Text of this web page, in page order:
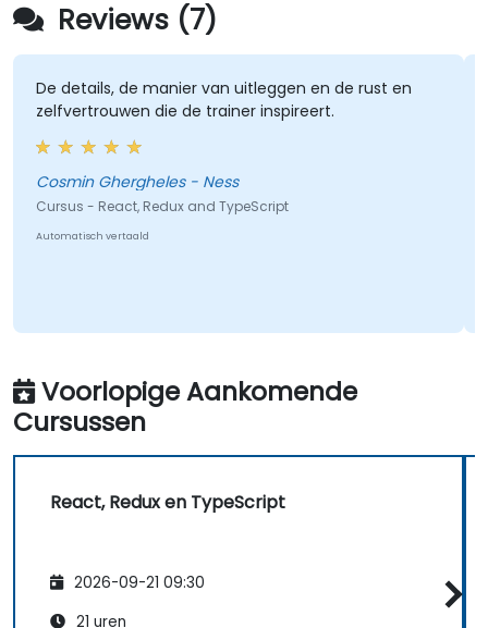
Reviews (7)
De details, de manier van uitleggen en de rust en
zelfvertrouwen die de trainer inspireert.
Cosmin Ghergheles - Ness
Cursus - React, Redux and TypeScript
Automatisch vertaald
Voorlopige Aankomende
Cursussen
React, Redux en TypeScript
2026-09-21 09:30
21 uren